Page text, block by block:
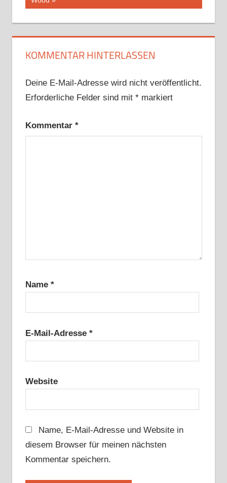
KOMMENTAR HINTERLASSEN
Deine E-Mail-Adresse wird nicht veröffentlicht.
Erforderliche Felder sind mit *markiert
Kommentar *
Name *
E-Mail-Adresse *
Website
Name, E-Mail-Adresse und Website in
diesem Browser für meinen nächsten
Kommentar speichern.